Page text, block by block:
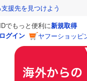
援先を見つけよう
IDでもっと便利に新規取得
ログイン
ヤフーショッピ